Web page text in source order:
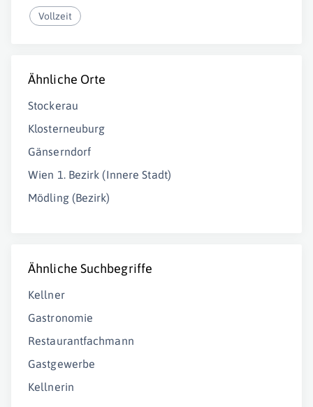
Vollzeit
Ähnliche Orte
Stockerau
Klosterneuburg
Gänserndorf
Wien 1. Bezirk (Innere Stadt)
Mödling (Bezirk)
Ähnliche Suchbegriffe
Kellner
Gastronomie
Restaurantfachmann
Gastgewerbe
Kellnerin